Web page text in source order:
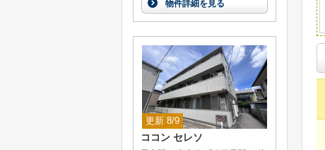
物件詳細を見る
更新 8/9
ココン セレソ